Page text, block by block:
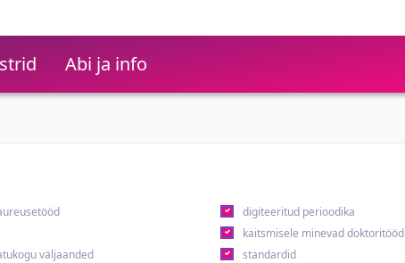
Abi ja info
digiteeritud perioodika
kaitsmisele minevad doktoritööd
väljaanded standardid